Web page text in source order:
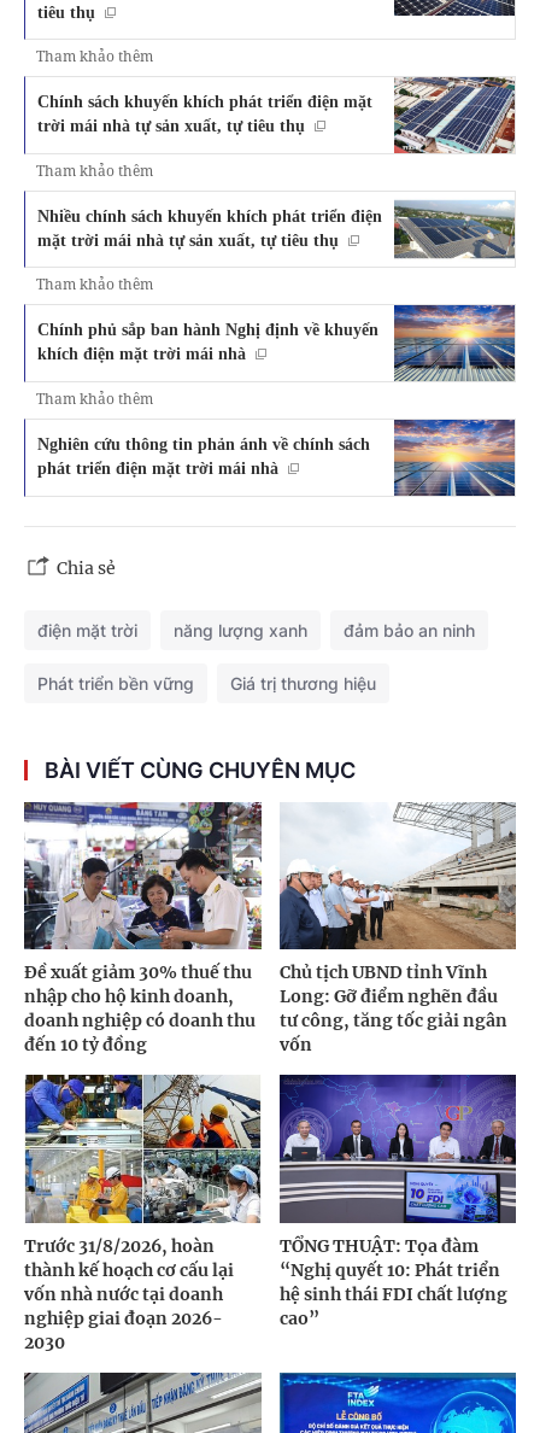
tiêu thụ
Tham khảo thêm
Chính sách khuyến khích phát triển điện mặt
trời mái nhà tự sản xuất, tự tiêu thụ
Tham khảo thêm
Nhiều chính sách khuyến khích phát triển điện
mặt trời mái nhà tự sản xuất, tự tiêu thụ
Tham khảo thêm
Chính phủ sắp ban hành Nghị định về khuyến
khích điện mặt trời mái nhà
Tham khảo thêm
Nghiên cứu thông tin phản ánh về chính sách
phát triển điện mặt trời mái nhà
Chia sẻ
điện mặt trời năng lượng xanh đảm bảo an ninh
Phát triển bền vững Giá trị thương hiệu
BÀI VIẾT CÙNG CHUYÊN MỤC
Đề xuất giảm 30% thuế thu
nhập cho hộ kinh doanh,
doanh nghiệp có doanh thu
đến 10 tỷ đồng
Chủ tịch UBND tỉnh Vĩnh
Long: Gỡ điểm nghẽn đầu
tư công, tăng tốc giải ngân
vốn
Trước 31/8/2026, hoàn
thành kế hoạch cơ cấu lại
vốn nhà nước tại doanh
nghiệp giai đoạn 2026-
2030
TỔNG THUẬT: Tọa đàm
“Nghị quyết 10: Phát triển
hệ sinh thái FDI chất lượng
cao”